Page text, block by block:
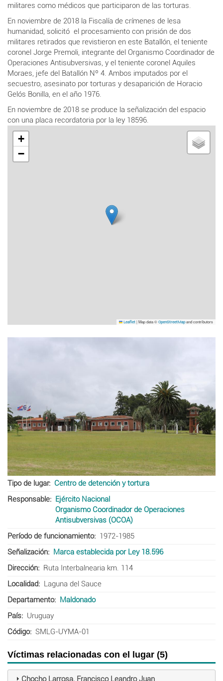
militares como médicos que participaron de las torturas.
En noviembre de 2018 la Fiscalía de crímenes de lesa
humanidad, solicitó el procesamiento con prisión de dos
militares retirados que revistieron en este Batallón, el teniente
coronel Jorge Premoli, integrante del Organismo Coordinador de
Operaciones Antisubversivas, y el teniente coronel Aquiles
Moraes, jefe del Batallón Nº 4. Ambos imputados por el
secuestro, asesinato por torturas y desaparición de Horacio
Gelós Bonilla, en el año 1976.
En noviembre de 2018 se produce la señalización del espacio
con una placa recordatoria por la ley 18596.
+
−
Leaflet |Map data © OpenStreetMapand contributors
Tipo de lugar
Centro de detención y tortura
Responsable
Ejército Nacional
Organismo Coordinador de Operaciones
Antisubversivas (OCOA)
Período de funcionamiento
1972-1985
Señalización
Marca establecida por Ley 18.596
Dirección
Ruta Interbalnearia km. 114
Localidad
Laguna del Sauce
Departamento
Maldonado
País
Uruguay
Código
SMLG-UYMA-01
Víctimas relacionadas con el lugar (5)
Chocho Larrosa, Francisco Leandro Juan